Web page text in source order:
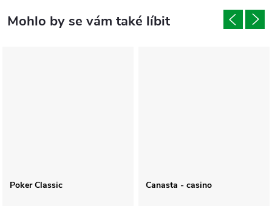
Poker Classic Canasta - casino